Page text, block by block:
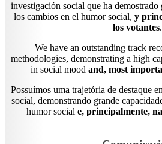
investigación social que ha
los cambios en el humor social, y
los votantes.
We have an outstanding track
methodologies, demonstrating a high
in social mood and, most
Possuímos uma trajetória de destaque
social, demonstrando grande
humor social e, principalmente,